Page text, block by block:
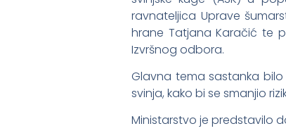
ravnateljica Uprave
hrane Tatjana Karačić te
Izvršnog odbora.
Glavna tema sastanka
svinja, kako bi se smanjio
Ministarstvo je predstavilo